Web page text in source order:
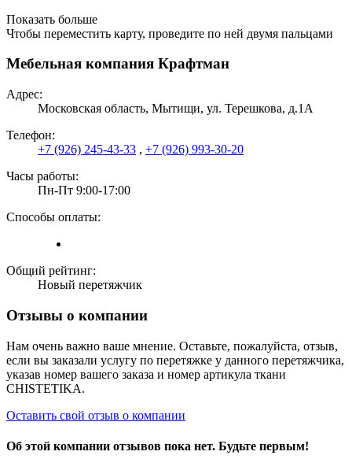
Показать больше
Чтобы переместить карту, проведите по ней двумя пальцами
Мебельная компания Крафтман
Адрес:
Московская область, Мытищи, ул. Терешкова, д.1А
Телефон:
+7 (926) 245-43-33 , +7 (926) 993-30-20
Часы работы:
Пн-Пт 9:00-17:00
Способы оплаты:
Общий рейтинг:
Новый перетяжчик
Отзывы о компании
Нам очень важно ваше мнение. Оставьте, пожалуйста, отзыв,
если вы заказали услугу по перетяжке у данного перетяжчика,
указав номер вашего заказа и номер артикула ткани
CHISTETIKA.
Оставить свой отзыв о компании
Об этой компании отзывов пока нет. Будьте первым!